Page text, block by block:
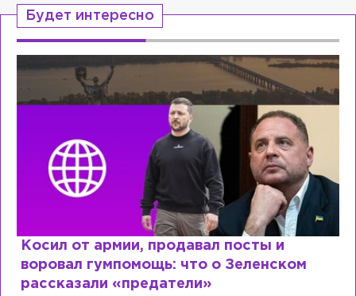
Будет интересно
Косил от армии, продавал посты и
воровал гумпомощь: что о Зеленском
рассказали «предатели»